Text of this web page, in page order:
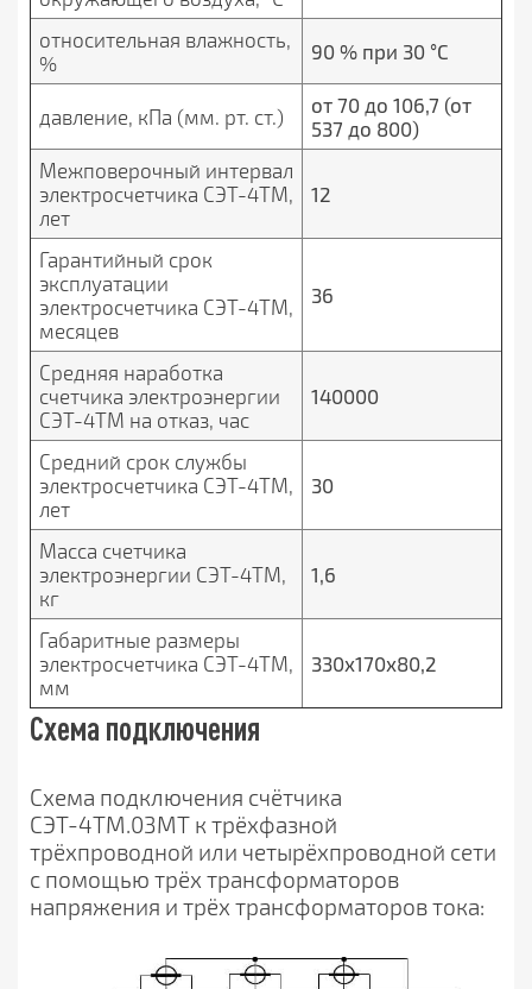
относительная влажность,
%
90 % при 30 °С
давление, кПа (мм. рт. ст.)
от 70 до 106,7 (от
537 до 800)
Межповерочный интервал
электросчетчика СЭТ-4ТМ,
лет
12
Гарантийный срок
эксплуатации
электросчетчика СЭТ-4ТМ,
месяцев
36
Средняя наработка
счетчика электроэнергии
СЭТ-4ТМ на отказ, час
140000
Средний срок службы
электросчетчика СЭТ-4ТМ,
лет
30
Масса счетчика
электроэнергии СЭТ-4ТМ,
кг
1,6
Габаритные размеры
электросчетчика СЭТ-4ТМ,
мм
330х170х80,2
Схема подключения
Схема подключения счётчика
СЭТ-4ТМ.03МТ к трёхфазной
трёхпроводной или четырёхпроводной сети
с помощью трёх трансформаторов
напряжения и трёх трансформаторов тока: